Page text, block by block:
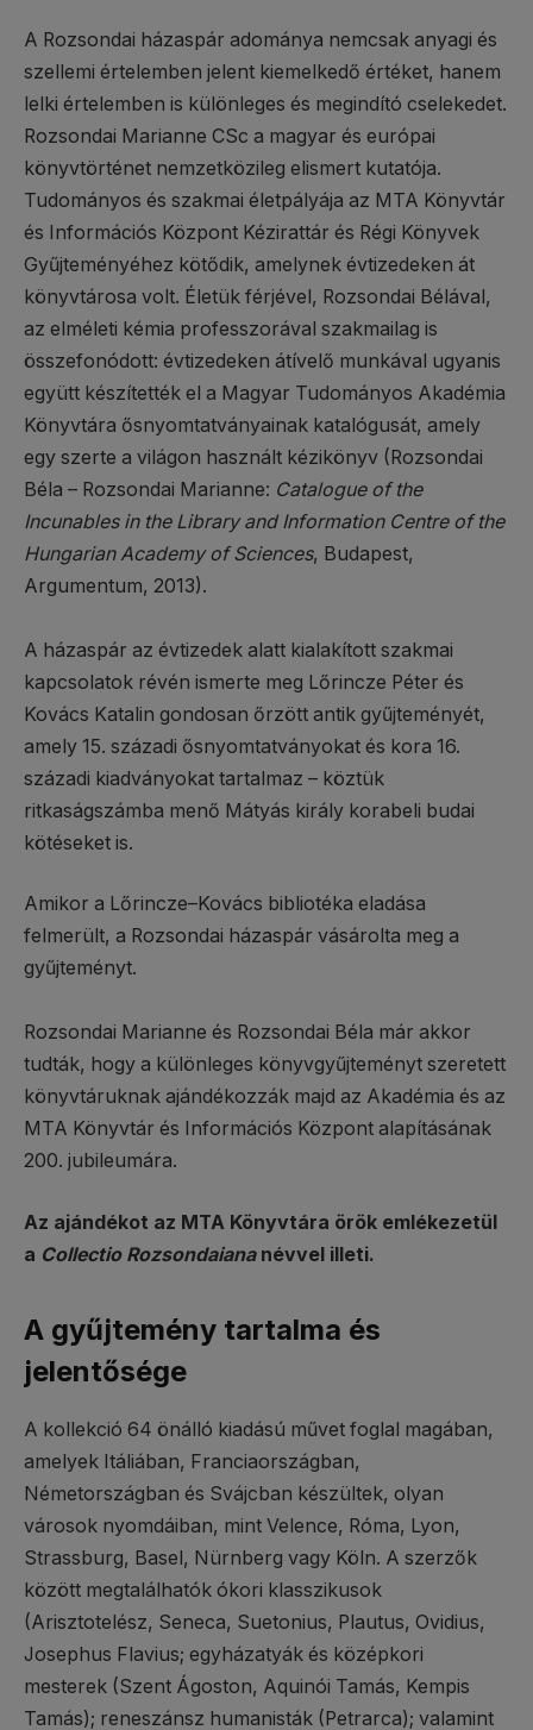
A Rozsondai házaspár adománya nemcsak anyagi és
szellemi értelemben jelent kiemelkedő értéket, hanem
lelki értelemben is különleges és megindító cselekedet.
Rozsondai Marianne CSc a magyar és európai
könyvtörténet nemzetközileg elismert kutatója.
Tudományos és szakmai életpályája az MTA Könyvtár
és Információs Központ Kézirattár és Régi Könyvek
Gyűjteményéhez kötődik, amelynek évtizedeken át
könyvtárosa volt. Életük férjével, Rozsondai Bélával,
az elméleti kémia professzorával szakmailag is
összefonódott: évtizedeken átívelő munkával ugyanis
együtt készítették el a Magyar Tudományos Akadémia
Könyvtára ősnyomtatványainak katalógusát, amely
egy szerte a világon használt kézikönyv (Rozsondai
Béla – Rozsondai Marianne: Catalogue of the
Incunables in the Library and Information Centre of the
Hungarian Academy of Sciences, Budapest,
Argumentum, 2013).
A házaspár az évtizedek alatt kialakított szakmai
kapcsolatok révén ismerte meg Lőrincze Péter és
Kovács Katalin gondosan őrzött antik gyűjteményét,
amely 15. századi ősnyomtatványokat és kora 16.
századi kiadványokat tartalmaz – köztük
ritkaságszámba menő Mátyás király korabeli budai
kötéseket is.
Amikor a Lőrincze–Kovács bibliotéka eladása
felmerült, a Rozsondai házaspár vásárolta meg a
gyűjteményt.
Rozsondai Marianne és Rozsondai Béla már akkor
tudták, hogy a különleges könyvgyűjteményt szeretett
könyvtáruknak ajándékozzák majd az Akadémia és az
MTA Könyvtár és Információs Központ alapításának
200. jubileumára.
Az ajándékot az MTA Könyvtára örök emlékezetül
a Collectio Rozsondaiananévvel illeti.
A gyűjtemény tartalma és
jelentősége
A kollekció 64 önálló kiadású művet foglal magában,
amelyek Itáliában, Franciaországban,
Németországban és Svájcban készültek, olyan
városok nyomdáiban, mint Velence, Róma, Lyon,
Strassburg, Basel, Nürnberg vagy Köln. A szerzők
között megtalálhatók ókori klasszikusok
(Arisztotelész, Seneca, Suetonius, Plautus, Ovidius,
Josephus Flavius; egyházatyák és középkori
mesterek (Szent Ágoston, Aquinói Tamás, Kempis
Tamás); reneszánsz humanisták (Petrarca); valamint